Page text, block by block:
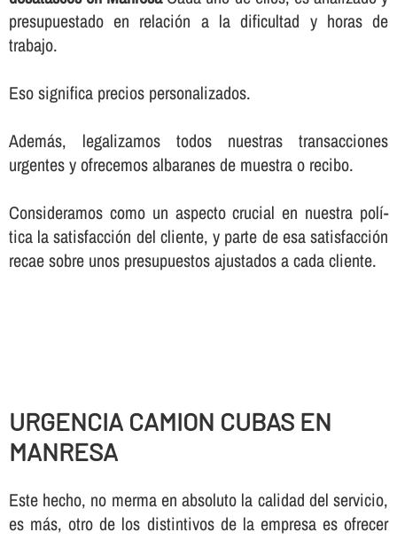
presupuestado en relación a la dificultad y horas de
trabajo.
Eso significa precios personalizados.
Además, legalizamos todos nuestras transacciones
urgentes y ofrecemos albaranes de muestra o recibo.
Consideramos como un aspecto crucial en nuestra polí­
tica la satisfacción del cliente, y parte de esa satisfacción
recae sobre unos presupuestos ajustados a cada cliente.
URGENCIA CAMION CUBAS EN
MANRESA
Este hecho, no merma en absoluto la calidad del servicio,
es más, otro de los distintivos de la empresa es ofrecer